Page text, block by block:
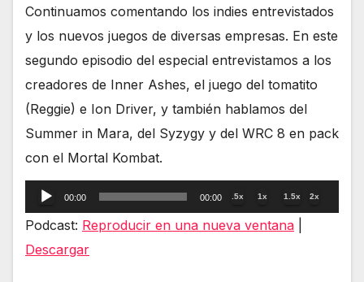
Continuamos comentando los indies entrevistados
y los nuevos juegos de diversas empresas. En este
segundo episodio del especial entrevistamos a los
creadores de Inner Ashes, el juego del tomatito
(Reggie) e Ion Driver, y también hablamos del
Summer in Mara, del Syzygy y del WRC 8 en pack
con el Mortal Kombat.
Reproductor
de
00:00 00:00 .5x 1x 1.5x 2x
Podcast: Reproducir en una nueva ventana
Descargar